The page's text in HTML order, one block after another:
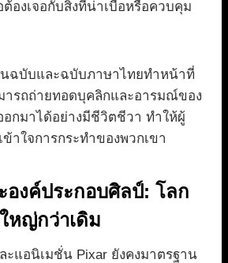
ต้องเจอกับสิ่งที่น่าเบื่อหรือควบคุม
นฉบับและฉบับภาษาไทยทำหน้าที่
ารถถ่ายทอดบุคลิกและอารมณ์ของ
กมาได้อย่างมีชีวิตชีวา ทำให้ผู้
าใจการกระทำของพวกเขา
องค์ประกอบศิลป์: โลก
หญ่กว่าเดิม
แอนิเมชั่น Pixar ยังคงมาตรฐาน